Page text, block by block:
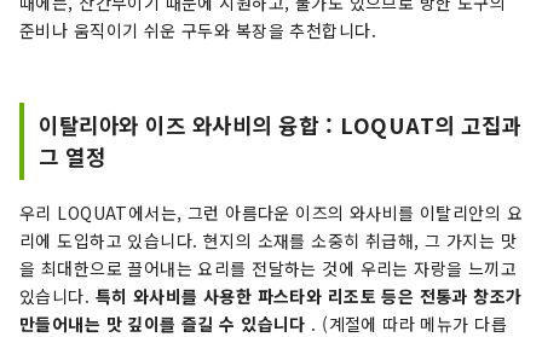
준비나 움직이기 쉬운 구두와 복장을 추천합니다.
이탈리아와 이즈 와사비의 융합 : LOQUAT의 고집과
그 열정
우리 LOQUAT에서는, 그런 아름다운 이즈의 와사비를 이탈리안의 요
리에 도입하고 있습니다. 현지의 소재를 소중히 취급해, 그 가지는 맛
을 최대한으로 끌어내는 요리를 전달하는 것에 우리는 자랑을 느끼고
있습니다. 특히 와사비를 사용한 파스타와 리조토 등은 전통과 창조가
만들어내는 맛 깊이를 즐길 수 있습니다 . (계절에 따라 메뉴가 다릅